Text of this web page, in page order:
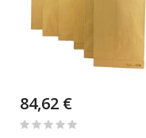
84,62 €
Rating: